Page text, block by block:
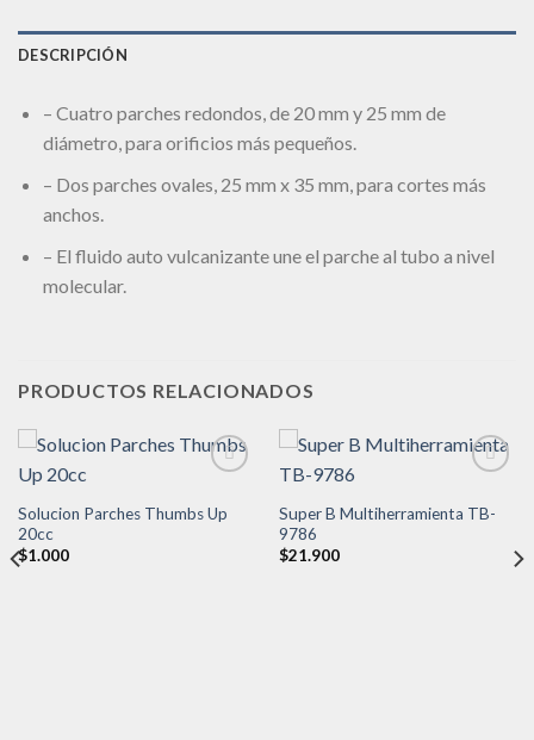
DESCRIPCIÓN
– Cuatro parches redondos, de 20 mm y 25 mm de
diámetro, para orificios más pequeños.
– Dos parches ovales, 25 mm x 35 mm, para cortes más
anchos.
– El fluido auto vulcanizante une el parche al tubo a nivel
molecular.
PRODUCTOS RELACIONADOS
Solucion Parches Thumbs Up
20cc
$1.000
Super B Multiherramienta TB-
9786
$21.900